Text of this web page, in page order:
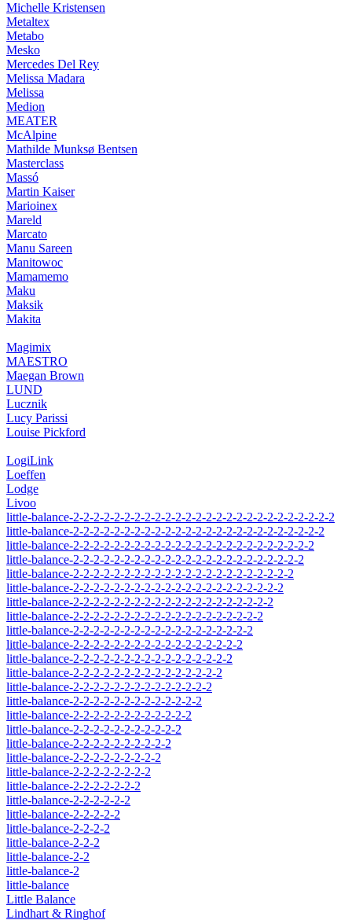
Michelle Kristensen
Metaltex
Metabo
Mesko
Mercedes Del Rey
Melissa Madara
Melissa
Medion
MEATER
McAlpine
Mathilde Munksø Bentsen
Masterclass
Massó
Martin Kaiser
Marioinex
Mareld
Marcato
Manu Sareen
Manitowoc
Mamamemo
Maku
Maksik
Makita
Magimix
MAESTRO
Maegan Brown
LUND
Lucznik
Lucy Parissi
Louise Pickford
LogiLink
Loeffen
Lodge
Livoo
little-balance-2-2-2-2-2-2-2-2-2-2-2-2-2-2-2-2-2-2-2-2-2-2-2-2-2-2
little-balance-2-2-2-2-2-2-2-2-2-2-2-2-2-2-2-2-2-2-2-2-2-2-2-2-2
little-balance-2-2-2-2-2-2-2-2-2-2-2-2-2-2-2-2-2-2-2-2-2-2-2-2
little-balance-2-2-2-2-2-2-2-2-2-2-2-2-2-2-2-2-2-2-2-2-2-2-2
little-balance-2-2-2-2-2-2-2-2-2-2-2-2-2-2-2-2-2-2-2-2-2-2
little-balance-2-2-2-2-2-2-2-2-2-2-2-2-2-2-2-2-2-2-2-2-2
little-balance-2-2-2-2-2-2-2-2-2-2-2-2-2-2-2-2-2-2-2-2
little-balance-2-2-2-2-2-2-2-2-2-2-2-2-2-2-2-2-2-2-2
little-balance-2-2-2-2-2-2-2-2-2-2-2-2-2-2-2-2-2-2
little-balance-2-2-2-2-2-2-2-2-2-2-2-2-2-2-2-2-2
little-balance-2-2-2-2-2-2-2-2-2-2-2-2-2-2-2-2
little-balance-2-2-2-2-2-2-2-2-2-2-2-2-2-2-2
little-balance-2-2-2-2-2-2-2-2-2-2-2-2-2-2
little-balance-2-2-2-2-2-2-2-2-2-2-2-2-2
little-balance-2-2-2-2-2-2-2-2-2-2-2-2
little-balance-2-2-2-2-2-2-2-2-2-2-2
little-balance-2-2-2-2-2-2-2-2-2-2
little-balance-2-2-2-2-2-2-2-2-2
little-balance-2-2-2-2-2-2-2-2
little-balance-2-2-2-2-2-2-2
little-balance-2-2-2-2-2-2
little-balance-2-2-2-2-2
little-balance-2-2-2-2
little-balance-2-2-2
little-balance-2-2
little-balance-2
little-balance
Little Balance
Lindhart & Ringhof